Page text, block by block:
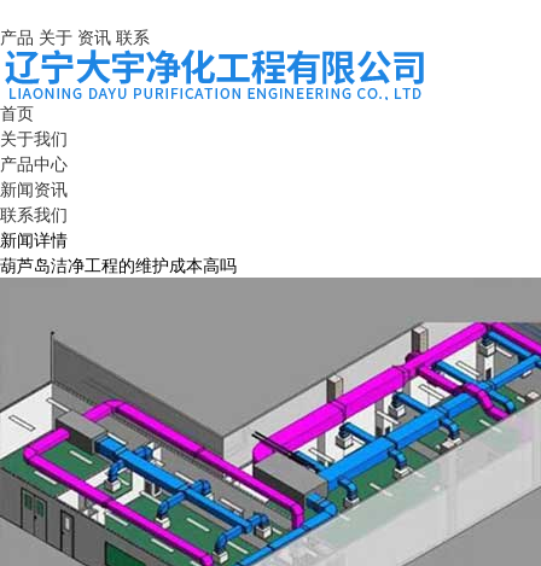
产品 关于 资讯 联系
首页
关于我们
产品中心
新闻资讯
联系我们
新闻详情
葫芦岛洁净工程的维护成本高吗